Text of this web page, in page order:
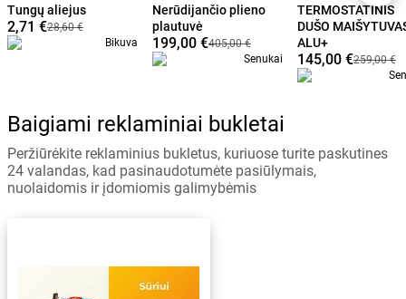
Tungų aliejus
2,71 €28,60 €
Bikuva
Nerūdijančio plieno
plautuvė
199,00 €405,00 €
Senukai
TERMOSTATINIS
DUŠO
ALU+
145,00 €259,00 €
Baigiami reklaminiai bukletai
Peržiūrėkite reklaminius bukletus, kuriuose turite paskutines
24 valandas, kad pasinaudotumėte pasiūlymais,
nuolaidomis ir įdomiomis galimybėmis